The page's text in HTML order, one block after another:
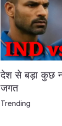
देश से बड़ा कुछ
जगत
Trending